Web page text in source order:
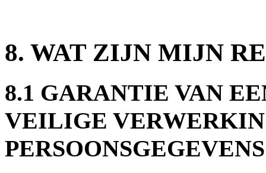
8. WAT ZIJN MIJN
8.1 GARANTIE VAN
VEILIGE
PERSOONSGEGEVENS